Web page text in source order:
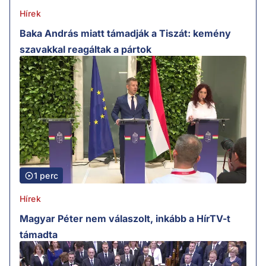
Hírek
Baka András miatt támadják a Tiszát: kemény
szavakkal reagáltak a pártok
1 perc
Hírek
Magyar Péter nem válaszolt, inkább a HírTV-t
támadta